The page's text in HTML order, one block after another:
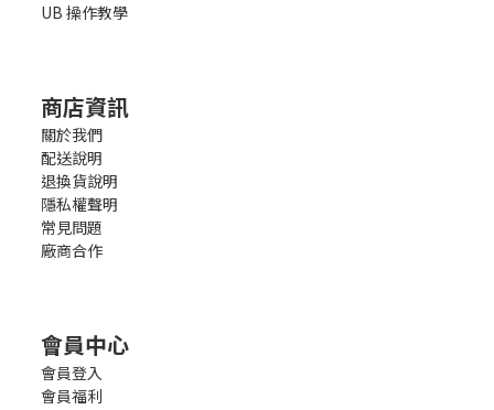
UB 操作教學
商店資訊
關於我們
配送說明
退換貨說明
隱私權聲明
常見問題
廠商合作
會員中心
會員登入
會員福利